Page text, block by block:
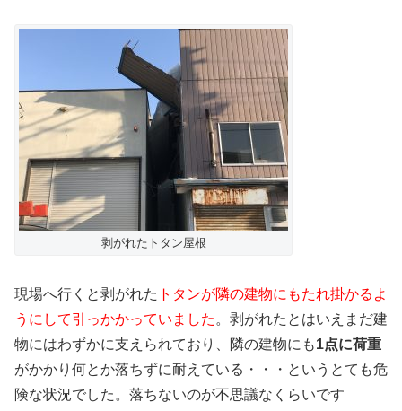
剥がれたトタン屋根
現場へ行くと剥がれた トタンが隣の建物にもたれ掛かるよ
うにして引っかかっていました 。剥がれたとはいえまだ建
物にはわずかに支えられており、隣の建物にも1点に荷重
がかかり何とか落ちずに耐えている・・・というとても危
険な状況でした。落ちないのが不思議なくらいです